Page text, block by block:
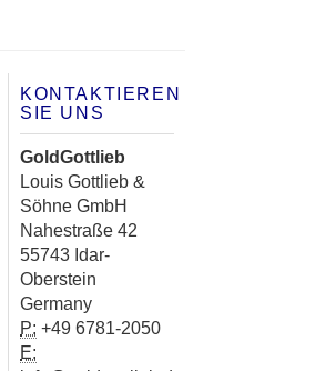
KONTAKTIEREN
SIE UNS
GoldGottlieb
Louis Gottlieb &
Söhne GmbH
Nahestraße 42
55743 Idar-
Oberstein
Germany
P: +49 6781-2050
E: